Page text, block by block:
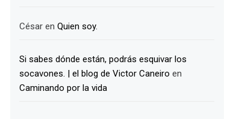
César enQuien soy.
Si sabes dónde están, podrás esquivar los
socavones. | el blog de Victor Caneiro en
Caminando por la vida